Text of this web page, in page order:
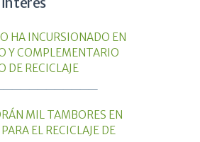
HA INCURSIONADO EN
Y COMPLEMENTARIO
DE RECICLAJE
MIL TAMBORES EN
EL RECICLAJE DE